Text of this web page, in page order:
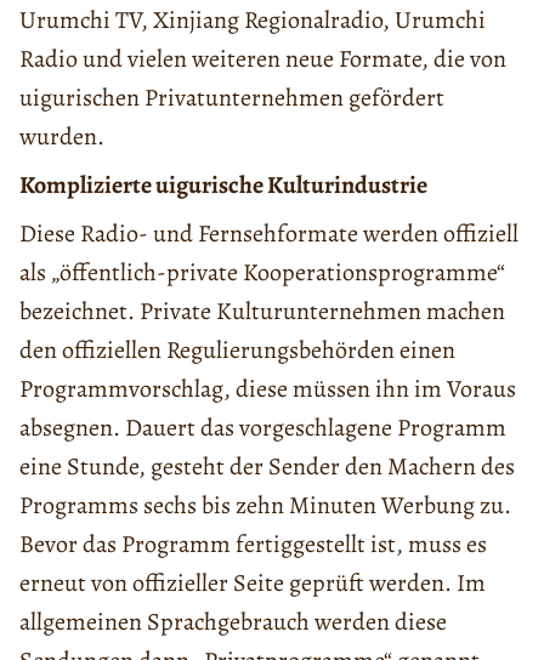
Urumchi TV, Xinjiang Regionalradio, Urumchi
Radio und vielen weiteren neue Formate, die von
uigurischen Privatunternehmen gefördert
wurden.
Komplizierte uigurische Kulturindustrie
Diese Radio- und Fernsehformate werden offiziell
als „öffentlich-private Kooperationsprogramme“
bezeichnet. Private Kulturunternehmen machen
den offiziellen Regulierungsbehörden einen
Programmvorschlag, diese müssen ihn im Voraus
absegnen. Dauert das vorgeschlagene Programm
eine Stunde, gesteht der Sender den Machern des
Programms sechs bis zehn Minuten Werbung zu.
Bevor das Programm fertiggestellt ist, muss es
erneut von offizieller Seite geprüft werden. Im
allgemeinen Sprachgebrauch werden diese